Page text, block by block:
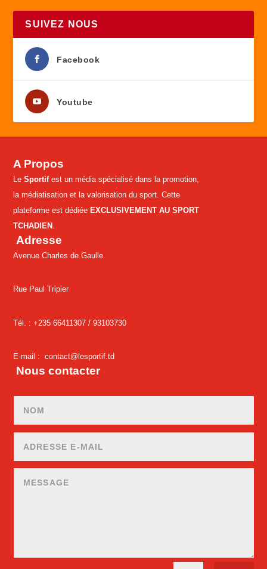
SUIVEZ NOUS
Facebook
Youtube
A Propos
LeSportifest un média spécialisé dans la promotion,
la médiatisation et la valorisation du sport. Cette
plateforme est dédiée EXCLUSIVEMENT AU SPORT
TCHADIEN
Adresse
Avenue Charles de Gaulle
Rue Paul Tripier
Tél. : +235 66411307 /93103730
E-mail :contact@lesportif.td
Nous contacter